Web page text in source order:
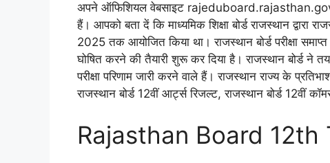
अपने ऑफिशियल वेबसाइट
हैं। आपको बता दें कि माध्यमिक शिक्षा बोर्ड राजस्थान द्वारा
2025 तक आयोजित किया था। राजस्थान बोर्ड परीक्षा
घोषित करने की तैयारी शुरू कर दिया है। राजस्थान
परीक्षा परिणाम जारी करने वाले हैं। राजस्थान राज्य के
राजस्थान बोर्ड 12वीं आर्ट्स रिजल्ट, राजस्थान बोर्ड 12वीं
Rajasthan Board